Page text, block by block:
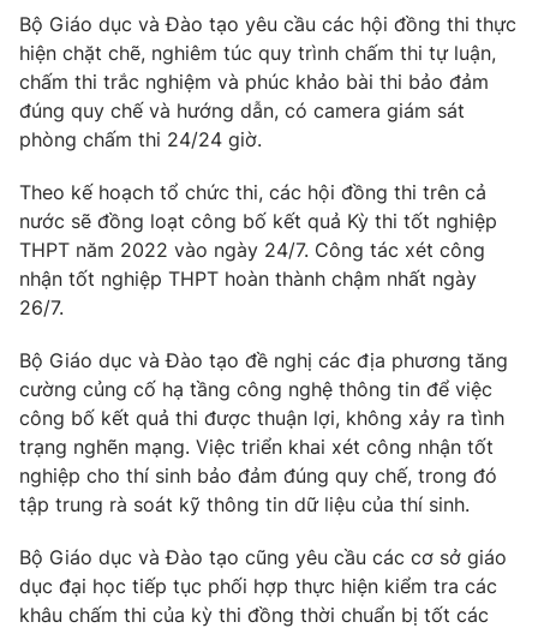
Thị trường
Tư vấn
Lịch phát sóng
Chuyên mục khác
Photo Infographic
Video
VTV Money VTV Thể thao
VTV Sức khoẻ Bất động sản
Thị trường 24h Tấm lòng Việt
VTV4 Vươn mình bằng AI
Bộ Giáo dục và Đào tạo yêu cầu các hội đồng thi thực
hiện chặt chẽ, nghiêm túc quy trình chấm thi tự luận,
chấm thi trắc nghiệm và phúc khảo bài thi bảo đảm
đúng quy chế và hướng dẫn, có camera giám sát
phòng chấm thi 24/24 giờ.
Theo kế hoạch tổ chức thi, các hội đồng thi trên cả
nước sẽ đồng loạt công bố kết quả Kỳ thi tốt nghiệp
THPT năm 2022 vào ngày 24/7. Công tác xét công
nhận tốt nghiệp THPT hoàn thành chậm nhất ngày
26/7.
Bộ Giáo dục và Đào tạo đề nghị các địa phương tăng
cường củng cố hạ tầng công nghệ thông tin để việc
công bố kết quả thi được thuận lợi, không xảy ra tình
trạng nghẽn mạng. Việc triển khai xét công nhận tốt
nghiệp cho thí sinh bảo đảm đúng quy chế, trong đó
tập trung rà soát kỹ thông tin dữ liệu của thí sinh.
Bộ Giáo dục và Đào tạo cũng yêu cầu các cơ sở giáo
dục đại học tiếp tục phối hợp thực hiện kiểm tra các
khâu chấm thi của kỳ thi đồng thời chuẩn bị tốt các